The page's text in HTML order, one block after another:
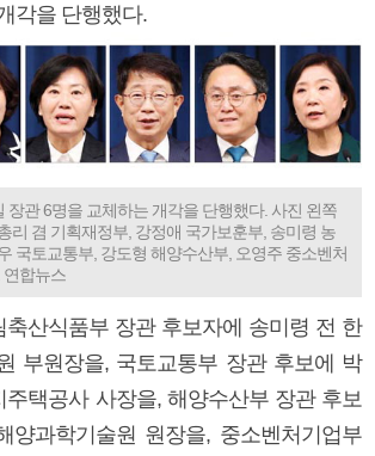
각을 단행했다.
장관 6명을 교체하는 개각을 단행했다. 사진 왼쪽
리 겸 기획재정부, 강정애 국가보훈부, 송미령 농
국토교통부, 강도형 해양수산부, 오영주 중소벤처
연합뉴스
축산식품부 장관 후보자에 송미령 전 한
부원장을, 국토교통부 장관 후보에 박
택공사 사장을, 해양수산부 장관 후보
양과학기술원 원장을, 중소벤처기업부